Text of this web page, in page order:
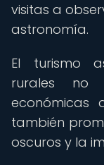
visitas a
astronomía.
El turismo
rurales no
económicas
también
oscuros y la